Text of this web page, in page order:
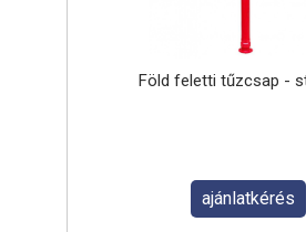
Föld feletti tűzcsap -
ajánlatkérés